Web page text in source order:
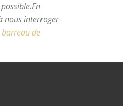
En
nous interroger
barreau de